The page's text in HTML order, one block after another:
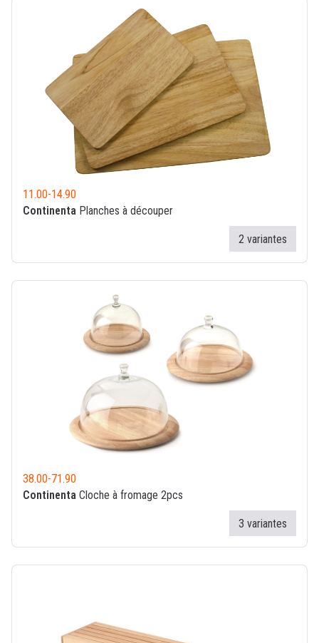
11.00-14.90
Continenta Planches à découper
2 variantes
38.00-71.90
Continenta Cloche à fromage 2pcs
3 variantes